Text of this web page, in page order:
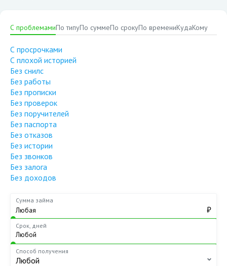
С проблемамиПо типуПо суммеПо срокуПо времениКудаКому
С просрочками
С плохой историей
Без снилс
Без работы
Без прописки
Без проверок
Без поручителей
Без паспорта
Без отказов
Без истории
Без звонков
Без залога
Без доходов
Сумма займа
₽
Срок, дней
Способ получения
Любой